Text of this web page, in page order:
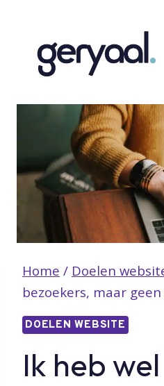
inhoud
Home / Doelen
bezoekers, maar
DOELEN WEBSITE
Ik heb wel